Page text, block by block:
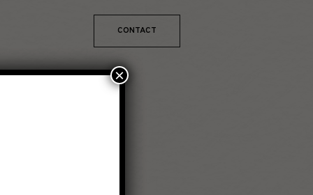
CONTACT
×